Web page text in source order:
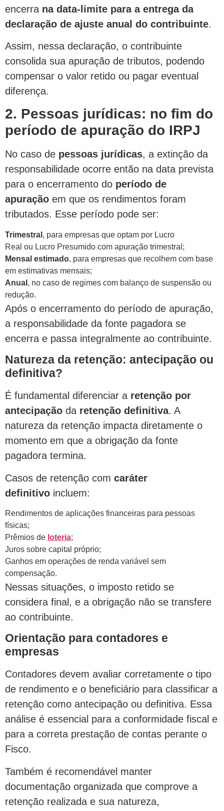
encerra na data-limite para a entrega da
declaração de ajuste anual do contribuinte.
Assim, nessa declaração, o contribuinte
consolida sua apuração de tributos, podendo
compensar o valor retido ou pagar eventual
diferença.
2. Pessoas jurídicas: no fim do
período de apuração do IRPJ
No caso de pessoas jurídicas, a extinção da
responsabilidade ocorre então na data prevista
para o encerramento do período de
apuração em que os rendimentos foram
tributados. Esse período pode ser:
Trimestral , para empresas que optam por Lucro
Real ou Lucro Presumido com apuração trimestral;
Mensal estimado, para empresas que recolhem com base
em estimativas mensais;
Anual , no caso de regimes com balanço de suspensão ou
redução.
Após o encerramento do período de apuração,
a responsabilidade da fonte pagadora se
encerra e passa integralmente ao contribuinte.
Natureza da retenção: antecipação ou
definitiva?
É fundamental diferenciar a retenção por
antecipação da retenção definitiva. A
natureza da retenção impacta diretamente o
momento em que a obrigação da fonte
pagadora termina.
Casos de retenção com caráter
definitivo incluem:
Rendimentos de aplicações financeiras para pessoas
físicas;
Prêmios de loteria;
Juros sobre capital próprio;
Ganhos em operações de renda variável sem
compensação.
Nessas situações, o imposto retido se
considera final, e a obrigação não se transfere
ao contribuinte.
Orientação para contadores e
empresas
Contadores devem avaliar corretamente o tipo
de rendimento e o beneficiário para classificar a
retenção como antecipação ou definitiva. Essa
análise é essencial para a conformidade fiscal e
para a correta prestação de contas perante o
Fisco.
Também é recomendável manter
documentação organizada que comprove a
retenção realizada e sua natureza,